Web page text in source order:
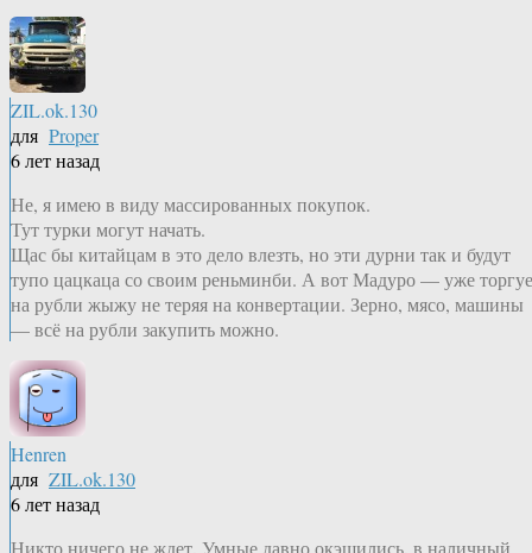
ZIL.ok.130
для Proper
6 лет назад
Не, я имею в виду массированных покупок.
Тут турки могут начать.
Щас бы китайцам в это дело влезть, но эти дурни так и будут
тупо цацкаца со своим реньминби. А вот Мадуро — уже
на рубли жыжу не теряя на конвертации. Зерно, мясо, машины
— всё на рубли закупить можно.
Henren
для ZIL.ok.130
6 лет назад